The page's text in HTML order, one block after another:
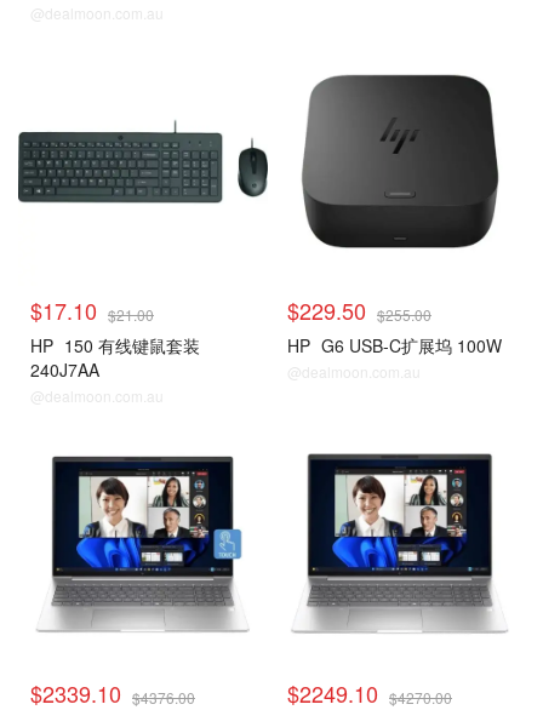
@dealmoon.com.au
$17.10 $21.00
HP 150 有线键鼠套装
240J7AA
@dealmoon.com.au
$229.50 $255.00
HP G6 USB-C扩展坞 100W
@dealmoon.com.au
$2339.10 $4376.00 $2249.10 $4270.00